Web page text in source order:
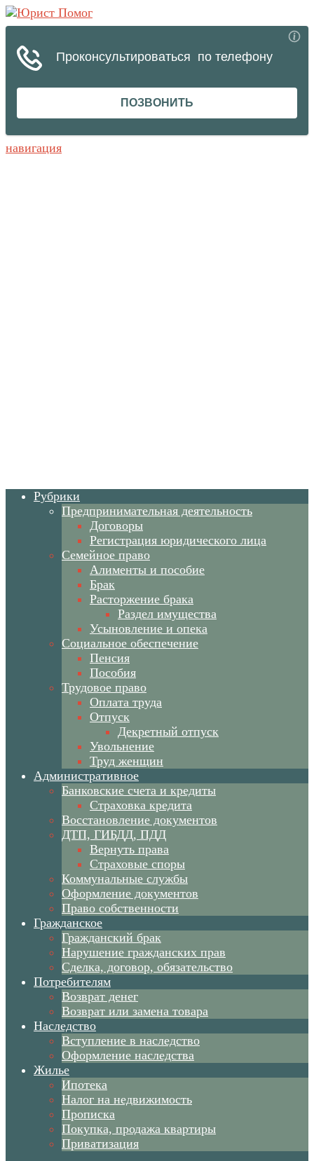
навигация
Рубрики
Предпринимательная деятельность
Договоры
Регистрация юридического лица
Семейное право
Алименты и пособие
Брак
Расторжение брака
Раздел имущества
Усыновление и опека
Социальное обеспечение
Пенсия
Пособия
Трудовое право
Оплата труда
Отпуск
Декретный отпуск
Увольнение
Труд женщин
Административное
Банковские счета и кредиты
Страховка кредита
Восстановление документов
ДТП, ГИБДД, ПДД
Вернуть права
Страховые споры
Коммунальные службы
Оформление документов
Право собственности
Гражданское
Гражданский брак
Нарушение гражданских прав
Сделка, договор, обязательство
Потребителям
Возврат денег
Возврат или замена товара
Наследство
Вступление в наследство
Оформление наследства
Жилье
Ипотека
Налог на недвижимость
Прописка
Покупка, продажа квартиры
Приватизация